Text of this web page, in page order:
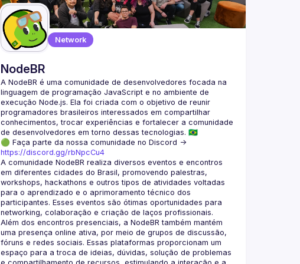
Network
NodeBR
A NodeBR é uma comunidade de desenvolvedores focada na
linguagem de programação JavaScript e no ambiente de
execução Node.js. Ela foi criada com o objetivo de reunir
programadores brasileiros interessados em compartilhar
conhecimentos, trocar experiências e fortalecer a comunidade
🟢 Faça parte da nossa comunidade no Discord ->
https://discord.gg/rbNpcCu4
A comunidade NodeBR realiza diversos eventos e encontros
em diferentes cidades do Brasil, promovendo palestras,
workshops, hackathons e outros tipos de atividades voltadas
para o aprendizado e o aprimoramento técnico dos
participantes. Esses eventos são ótimas oportunidades para
Além dos encontros presenciais, a NodeBR também mantém
uma presença online ativa, por meio de grupos de discussão,
fóruns e redes sociais. Essas plataformas proporcionam um
espaço para a troca de ideias, dúvidas, solução de problemas